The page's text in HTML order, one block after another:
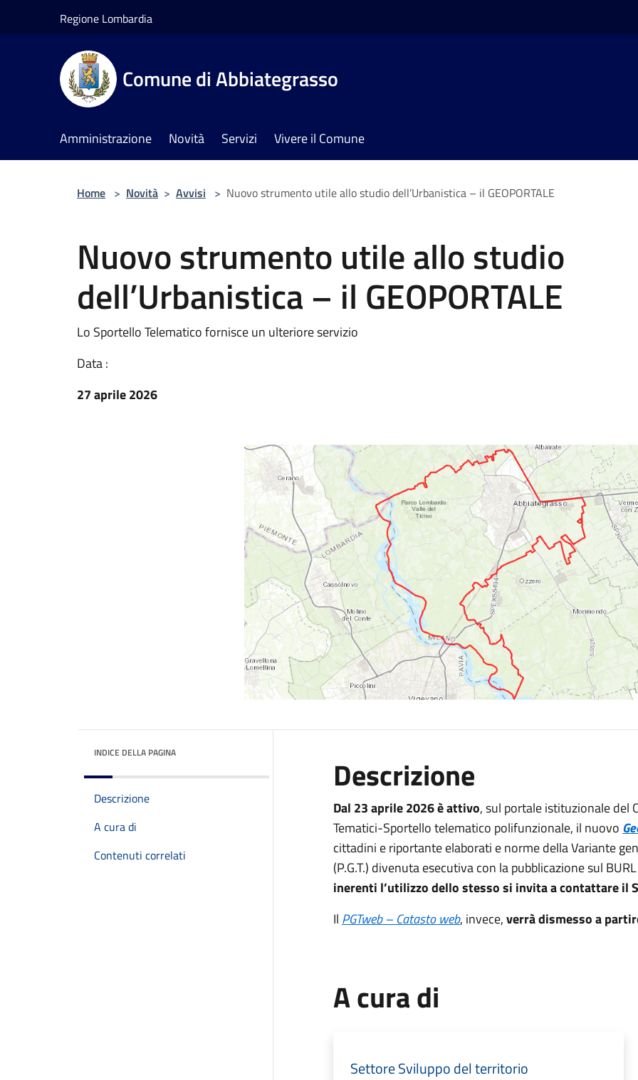
Regione Lombardia
Comune di Abbiategrasso
Amministrazione Novità Servizi Vivere il Comune
Home > Novità > Avvisi > Nuovo strumento utile allo studio dell’Urbanistica – il GEOPORTALE
Nuovo strumento utile allo studio
dell’Urbanistica – il GEOPORTALE
Lo Sportello Telematico fornisce un ulteriore servizio
Data :
27 aprile 2026
INDICE DELLA PAGINA
Descrizione
A cura di
Contenuti correlati
Descrizione
Dal 23 aprile 2026 è attivo, sul portale istituzionale del
Tematici-Sportello telematico polifunzionale, il nuovo
cittadini e riportante elaborati e norme della Variante
(P.G.T.) divenuta esecutiva con la pubblicazione sul
inerenti l’utilizzo dello stesso si invita a contattare il
Il PGTweb – Catasto web, invece,verrà dismesso a
A cura di
Settore Sviluppo del territorio